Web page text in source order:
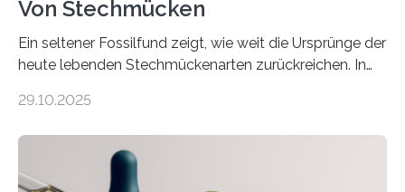
Von Stechmücken
Ein seltener Fossilfund zeigt, wie weit die Ursprünge der
heute lebenden Stechmückenarten zurückreichen. In
Forschende die bisher älteste bekannte Stechmücken-
Region Kachin in Myanmar und hat sich in
ausgezeichnetem Zustand erhalten. Es konnte als neue
29.10.2025